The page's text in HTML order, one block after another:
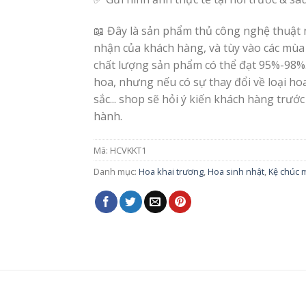
📖 Đây là sản phẩm thủ công nghệ thuật
nhận của khách hàng, và tùy vào các
chất lượng sản phẩm có thể đạt 95%-
hoa, nhưng nếu có sự thay đổi về loại
sắc... shop sẽ hỏi ý kiến khách hàng
hành.
Mã: HCVKKT1
Danh mục:Hoa khai trương,Hoa sinh nhật,Kệ chúc